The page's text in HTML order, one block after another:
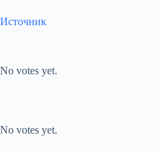
Источник
No votes yet.
No votes yet.